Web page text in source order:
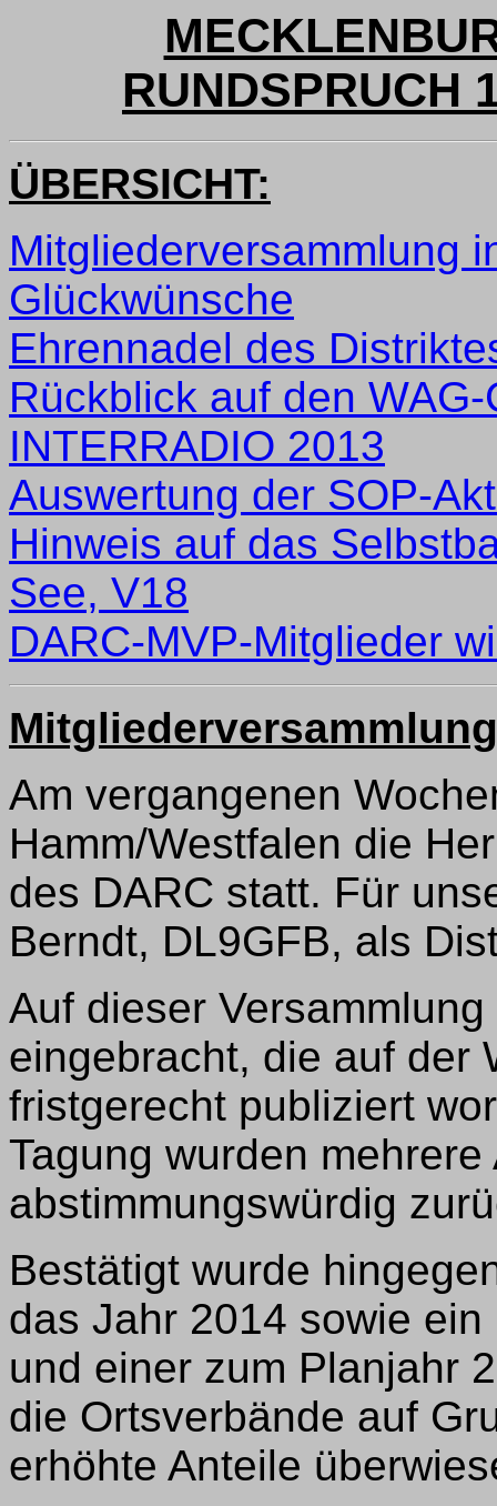
RUNDSPRUCH
ÜBERSICHT:
Mitgliederversammlung
Glückwünsche
Ehrennadel des
Rückblick auf den
INTERRADIO 2013
Auswertung der SOP-
Hinweis auf das
See, V18
DARC-MVP-Mitglieder
Am vergangenen
Hamm/Westfalen die
des DARC statt. Für
Berndt, DL9GFB, als
Auf dieser
eingebracht, die auf der
fristgerecht publiziert
Tagung wurden
abstimmungswürdig
Bestätigt wurde
das Jahr 2014 sowie
und einer zum Planjahr
die Ortsverbände auf
erhöhte Anteile